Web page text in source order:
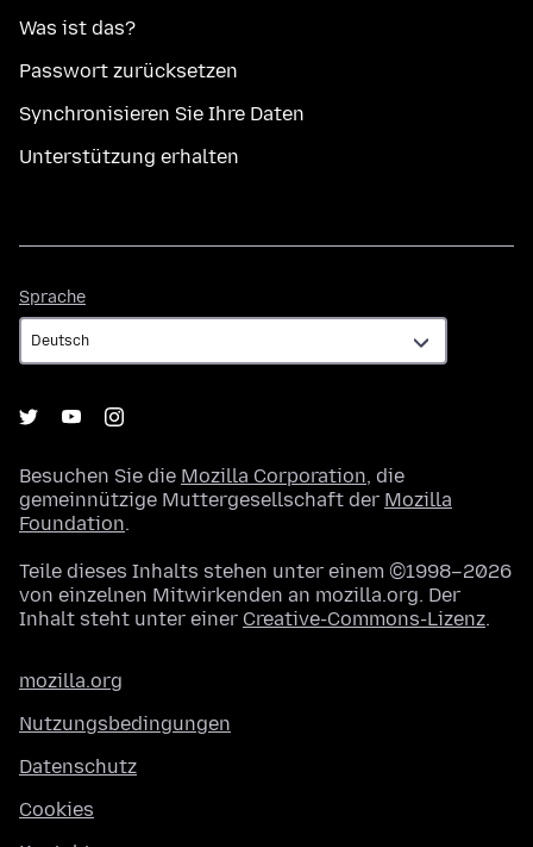
Was ist das?
Passwort zurücksetzen
Synchronisieren Sie Ihre Daten
Unterstützung erhalten
Sprache
Besuchen Sie die Mozilla Corporation, die
gemeinnützige Muttergesellschaft der Mozilla
Foundation.
Teile dieses Inhalts stehen unter einem ©1998–2026
von einzelnen Mitwirkenden an mozilla.org. Der
Inhalt steht unter einer Creative-Commons-Lizenz.
mozilla.org
Nutzungsbedingungen
Datenschutz
Cookies